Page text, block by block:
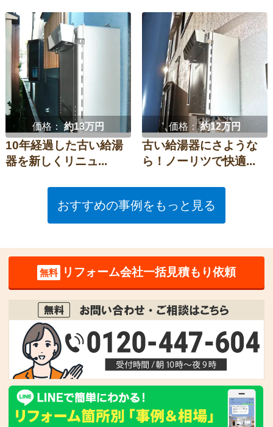
価格：約13万円
10年経過した古い給湯
器を新しくリニュ...
価格：約12万円
古い給湯器にさような
ら！ノーリツで快適...
おすすめの事例をもっと見る
無料 リフォーム会社一括見積もり依頼